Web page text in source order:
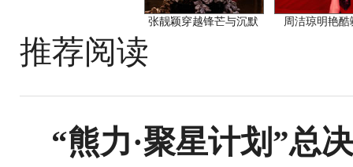
张靓颖穿越锋芒与沉默 周洁琼明艳酷
推荐阅读
“熊力·聚星计划”总